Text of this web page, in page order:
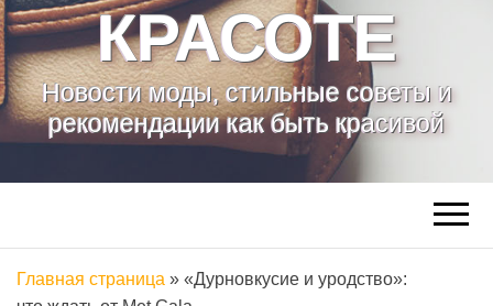
КРАСОТЕ
Новости моды, стильные советы и
рекомендации как быть красивой
Главная страница » «Дурновкусие и уродство»: